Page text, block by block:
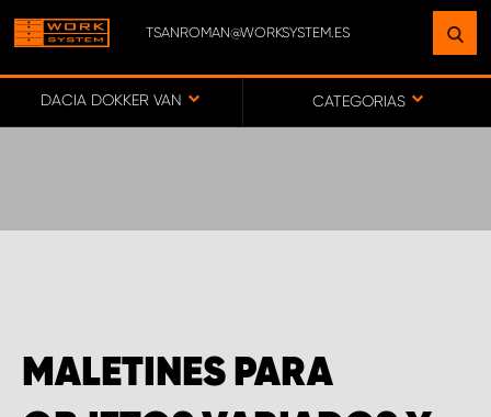
TSANROMAN@WORKSYSTEM.ES
DACIA DOKKER VAN CATEGORIAS
MALETINES PARA
ENCUENTRE UNA INSTALACIÓN
CERCA DE USTED